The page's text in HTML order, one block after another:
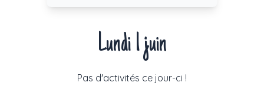
Lundi 1 juin
Pas d'activités ce jour-ci !